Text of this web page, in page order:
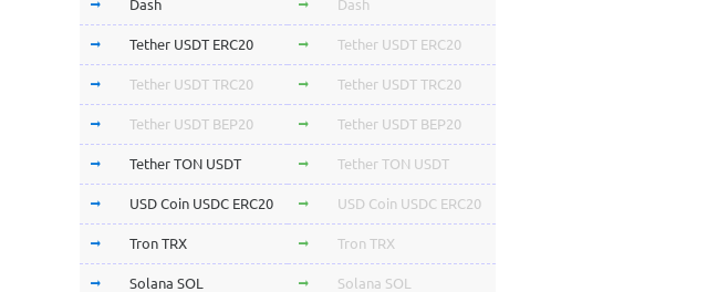
Dash Dash
Tether USDT ERC20 Tether USDT ERC20
Tether USDT TRC20 Tether USDT TRC20
Tether USDT BEP20 Tether USDT BEP20
Tether TON USDT Tether TON USDT
USD Coin USDC ERC20 USD Coin USDC ERC20
Tron TRX Tron TRX
Solana SOL Solana SOL